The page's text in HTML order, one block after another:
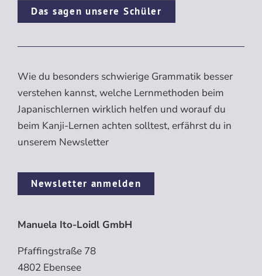
Das sagen unsere Schüler
Wie du besonders schwierige Grammatik besser
verstehen kannst, welche Lernmethoden beim
Japanischlernen wirklich helfen und worauf du
beim Kanji-Lernen achten solltest, erfährst du in
unserem Newsletter
Newsletter anmelden
Manuela Ito-Loidl GmbH
Pfaffingstraße 78
4802 Ebensee